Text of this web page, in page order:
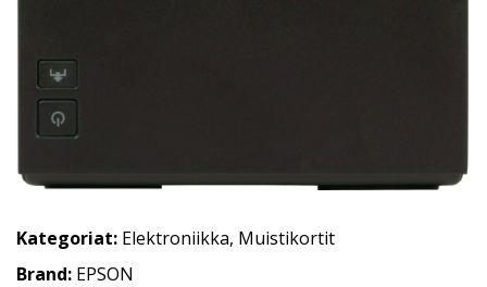
Kategoriat: Elektroniikka, Muistikortit
Brand: EPSON